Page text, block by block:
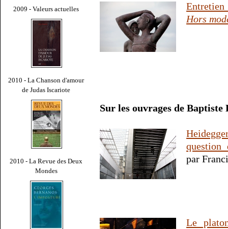
2009 - Valeurs actuelles
2010 - La Chanson d'amour
de Judas Iscariote
2010 - La Revue des Deux
Mondes
Hors
Sur les ouvrages de Baptiste
question
par
Le